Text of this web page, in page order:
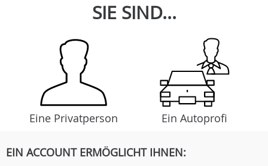
SIE SIND...
Eine Privatperson Ein Autoprofi
EIN ACCOUNT ERMÖGLICHT IHNEN: